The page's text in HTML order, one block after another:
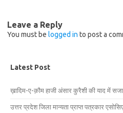
Leave a Reply
You must be logged in to post a
Latest Post
ख़ादिम-ए-क़ौम हाजी अंसार कुरैशी की याद में
उत्तर प्रदेश जिला मान्यता प्राप्त पत्रकार